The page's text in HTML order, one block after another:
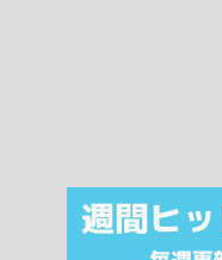
注目カテゴリ
オリジナルiTunes週